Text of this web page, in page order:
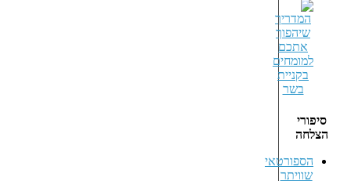
סיפורי
הצלחה
הספורטאי
שוויתר